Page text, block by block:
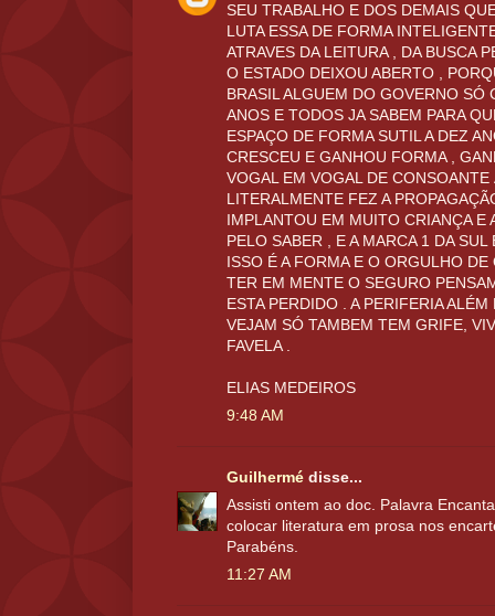
SEU TRABALHO E DOS DEMAIS
LUTA ESSA DE FORMA
ATRAVES DA LEITURA , DA BUSCA
O ESTADO DEIXOU ABERTO ,
BRASIL ALGUEM DO GOVERNO SÓ
ANOS E TODOS JA SABEM PARA
ESPAÇO DE FORMA SUTIL A DEZ
CRESCEU E GANHOU FORMA ,
VOGAL EM VOGAL DE
LITERALMENTE FEZ A
IMPLANTOU EM MUITO CRIANÇA E
PELO SABER , E A MARCA 1 DA
ISSO É A FORMA E O ORGULHO
TER EM MENTE O SEGURO
ESTA PERDIDO . A PERIFERIA
VEJAM SÓ TAMBEM TEM GRIFE,
FAVELA .
ELIAS MEDEIROS
9:48 AM
Guilhermé disse...
Assisti ontem ao doc. Palavra
colocar literatura em prosa nos
Parabéns.
11:27 AM